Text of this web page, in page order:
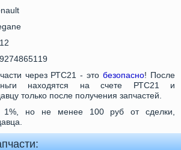
через РТС21 - это безопасно! После
находятся на счете РТС21 и
только после получения запчастей.
но не менее 100 руб от сделки,